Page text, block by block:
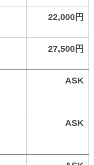
22,000円
27,500円
ASK
ASK